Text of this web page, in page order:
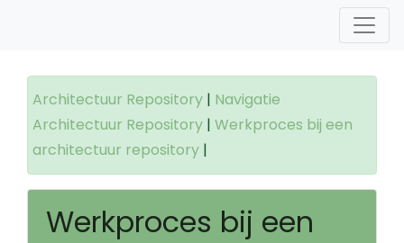
Architectuur Repository | Navigatie
Architectuur Repository | Werkproces bij een
architectuur repository |
Werkproces bij een